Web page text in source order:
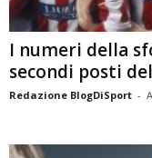
I numeri della
secondi posti
Redazione BlogDiSport -